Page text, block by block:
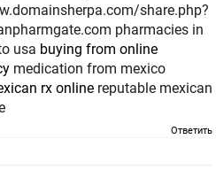
pharmacies in
usa buying from online
medication from mexico
rx online reputable mexican
Ответить